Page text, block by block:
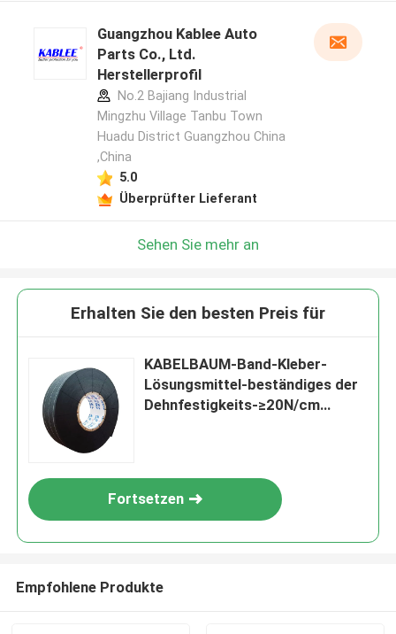
Guangzhou Kablee Auto
Parts Co., Ltd.
Herstellerprofil
No.2 Bajiang Industrial
Mingzhu Village Tanbu Town
Huadu District Guangzhou China
,China
5.0
Überprüfter Lieferant
Sehen Sie mehr an
Erhalten Sie den besten Preis für
KABELBAUM-Band-Kleber-
Lösungsmittel-beständiges der
Dehnfestigkeits-≥20N/cm
Fortsetzen
Empfohlene Produkte